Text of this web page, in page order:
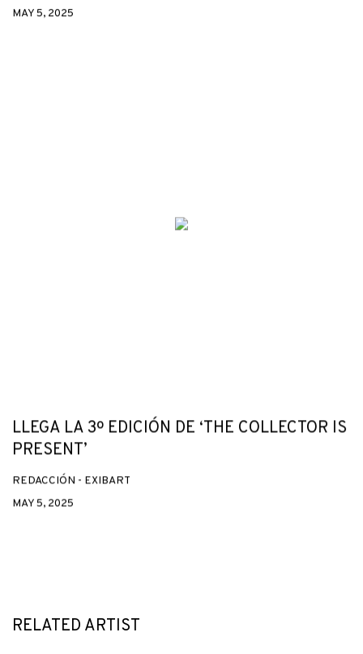
MAY 5, 2025
LLEGA LA 3º EDICIÓN DE ‘THE COLLECTOR IS
PRESENT’
REDACCIÓN - EXIBART
MAY 5, 2025
RELATED ARTIST